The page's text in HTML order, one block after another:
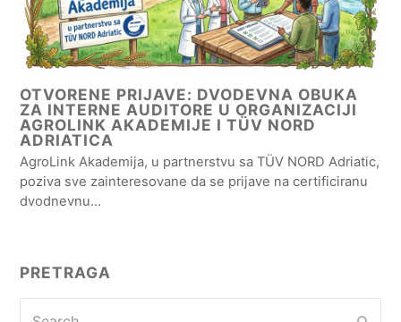
OTVORENE PRIJAVE: DVODEVNA OBUKA
ZA INTERNE AUDITORE U ORGANIZACIJI
AGROLINK AKADEMIJE I TÜV NORD
ADRIATICA
AgroLink Akademija, u partnerstvu sa TÜV NORD Adriatic,
poziva sve zainteresovane da se prijave na certificiranu
dvodnevnu…
PRETRAGA